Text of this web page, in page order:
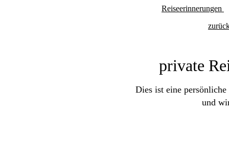
Reiseerinnerungen
private
Dies ist eine
und